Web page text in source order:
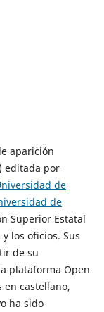
aparición
editada por
de
de
Superior Estatal
los oficios. Sus
de su
plataforma Open
en castellano,
ha sido